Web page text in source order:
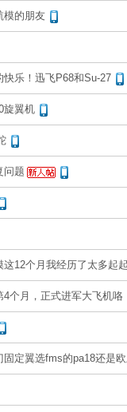
模的朋友
快乐！迅飞P68和Su-27
旋翼机
问题
这12个月我经历了太多起
4个月，正式进军大飞机咯
固定翼选fms的pa18还是